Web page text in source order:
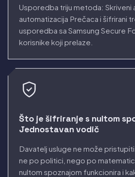
Usporedba triju metoda: Skriveni
automatizacija Prečaca i šifrirani
usporedba sa Samsung Secure
korisnike koji prelaze.
Što je šifriranje s nultom
Jednostavan vodič
Davatelj usluge ne može
ne po politici, nego po
nultom spoznajom funkcionira i